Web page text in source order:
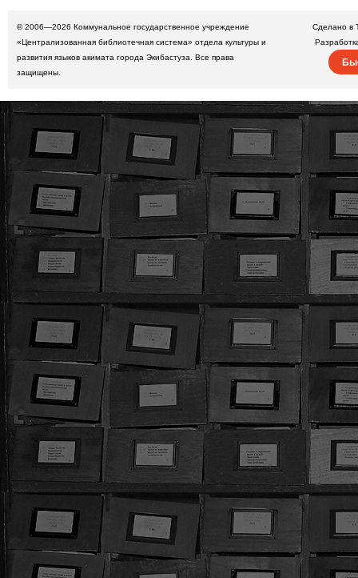
© 2006—2026 Коммунальное государственное учреждение
«Централизованная библиотечная система» отдела культуры и
развития языков акимата города Экибастуза. Все права
защищены.
Сделано в